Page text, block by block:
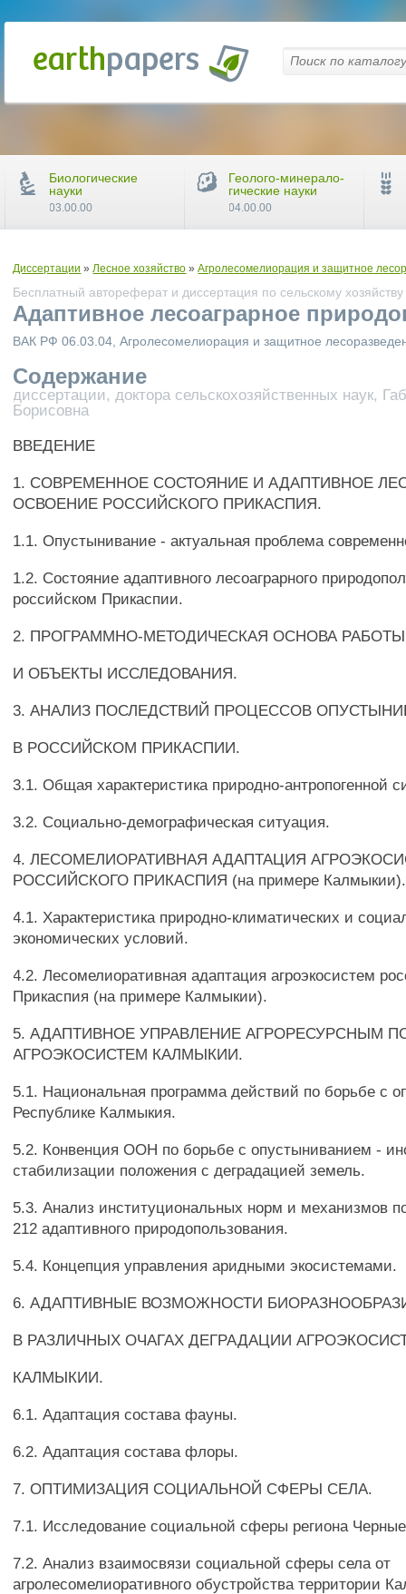
Диссертации »Лесное хозяйство »Агролесомелиорация и защитное
Бесплатный автореферат и диссертация по сельскому
Адаптивное лесоаграрное
ВАК РФ 06.03.04, Агролесомелиорация и защитное
Содержание
диссертации, доктора сельскохозяйственных наук,
Борисовна
ВВЕДЕНИЕ
1. СОВРЕМЕННОЕ СОСТОЯНИЕ И АДАПТИВНОЕ
ОСВОЕНИЕ РОССИЙСКОГО ПРИКАСПИЯ.
1.1. Опустынивание - актуальная проблема
1.2. Состояние адаптивного лесоаграрного
российском Прикаспии.
2. ПРОГРАММНО-МЕТОДИЧЕСКАЯ ОСНОВА РАБОТЫ
И ОБЪЕКТЫ ИССЛЕДОВАНИЯ.
3. АНАЛИЗ ПОСЛЕДСТВИЙ ПРОЦЕССОВ
В РОССИЙСКОМ ПРИКАСПИИ.
3.1. Общая характеристика природно-антропогенной
3.2. Социально-демографическая ситуация.
4. ЛЕСОМЕЛИОРАТИВНАЯ АДАПТАЦИЯ
РОССИЙСКОГО ПРИКАСПИЯ (на примере Калмыкии).
4.1. Характеристика природно-климатических и
экономических условий.
4.2. Лесомелиоративная адаптация агроэкосистем
Прикаспия (на примере Калмыкии).
5. АДАПТИВНОЕ УПРАВЛЕНИЕ АГРОРЕСУРСНЫМ
АГРОЭКОСИСТЕМ КАЛМЫКИИ.
5.1. Национальная программа действий по борьбе с
Республике Калмыкия.
5.2. Конвенция ООН по борьбе с опустыниванием -
стабилизации положения с деградацией земель.
5.3. Анализ институциональных норм и механизмов
212 адаптивного природопользования.
5.4. Концепция управления аридными экосистемами.
6. АДАПТИВНЫЕ ВОЗМОЖНОСТИ
В РАЗЛИЧНЫХ ОЧАГАХ ДЕГРАДАЦИИ
КАЛМЫКИИ.
6.1. Адаптация состава фауны.
6.2. Адаптация состава флоры.
7. ОПТИМИЗАЦИЯ СОЦИАЛЬНОЙ СФЕРЫ СЕЛА.
7.1. Исследование социальной сферы региона
7.2. Анализ взаимосвязи социальной сферы села от
агролесомелиоративного обустройства территории
Биологические
науки
03.00.00
Геолого-минерало-
гические науки
04.00.00